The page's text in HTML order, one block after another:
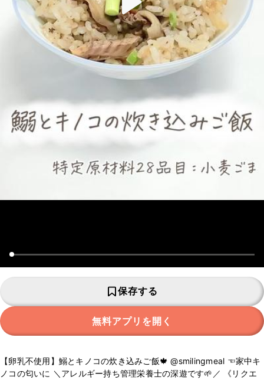
保存する
無料アプリを開く
【卵乳不使用】鰯とキノコの炊き込みご飯🍁 @smilingmeal ☜家中キ
ノコの匂いに ＼アレルギー持ち管理栄養士の深遊です🌱／ 《リクエ